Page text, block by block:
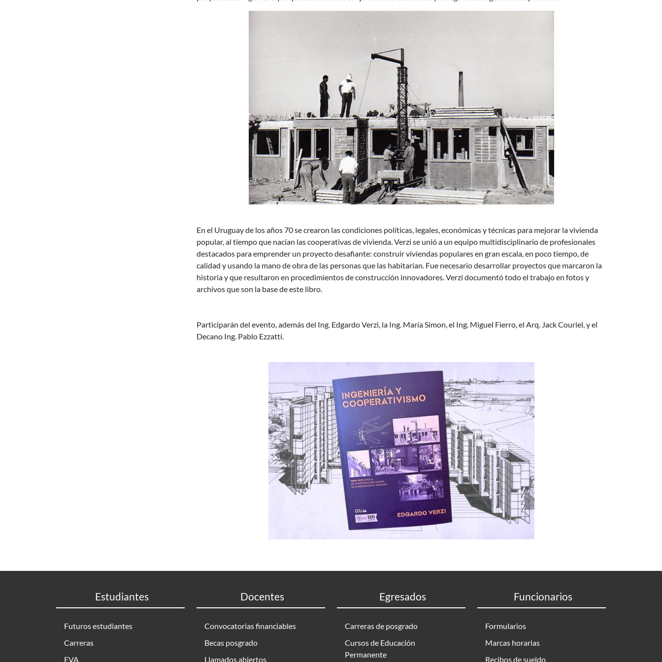
En el Uruguay de los años 70 se crearon las condiciones políticas, legales, económicas y técnicas para mejorar la vivienda
popular, al tiempo que nacían las cooperativas de vivienda. Verzi se unió a un equipo multidisciplinario de profesionales
destacados para emprender un proyecto desafiante: construir viviendas populares en gran escala, en poco tiempo, de
calidad y usando la mano de obra de las personas que las habitarían. Fue necesario desarrollar proyectos que marcaron la
historia y que resultaron en procedimientos de construcción innovadores. Verzi documentó todo el trabajo en fotos y
archivos que son la base de este libro.
Participarán del evento, además del Ing. Edgardo Verzi, la Ing. María Simon, el Ing. Miguel Fierro, el Arq. Jack Couriel, y el
Decano Ing. Pablo Ezzatti.
Estudiantes
Futuros estudiantes
Carreras
EVA
Docentes
Convocatorias financiables
Becas posgrado
Llamados abiertos
Egresados
Carreras de posgrado
Cursos de Educación
Permanente
Funcionarios
Formularios
Marcas horarias
Recibos de sueldo